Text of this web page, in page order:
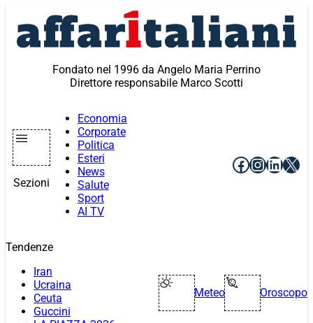
contenuto
Fondato nel 1996 da Angelo Maria Perrino
Direttore responsabile Marco Scotti
Sezioni
Economia
Corporate
Politica
Esteri
News
Salute
Sport
AI TV
Facebook
X
Tendenze
Iran
Ucraina
Ceuta
Guccini
Meteo Oroscopo